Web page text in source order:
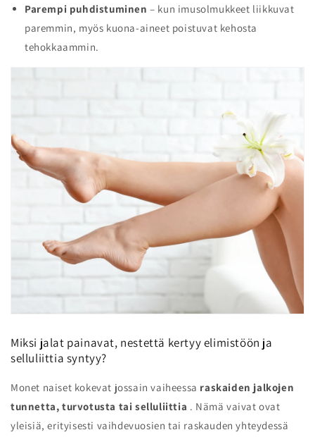
Parempi puhdistuminen – kun imusolmukkeet liikkuvat
paremmin, myös kuona-aineet poistuvat kehosta
tehokkaammin.
Miksi jalat painavat, nestettä kertyy elimistöön ja
selluliittia syntyy?
Monet naiset kokevat jossain vaiheessa raskaiden jalkojen
tunnetta, turvotusta tai selluliittia . Nämä vaivat ovat
yleisiä, erityisesti vaihdevuosien tai raskauden yhteydessä